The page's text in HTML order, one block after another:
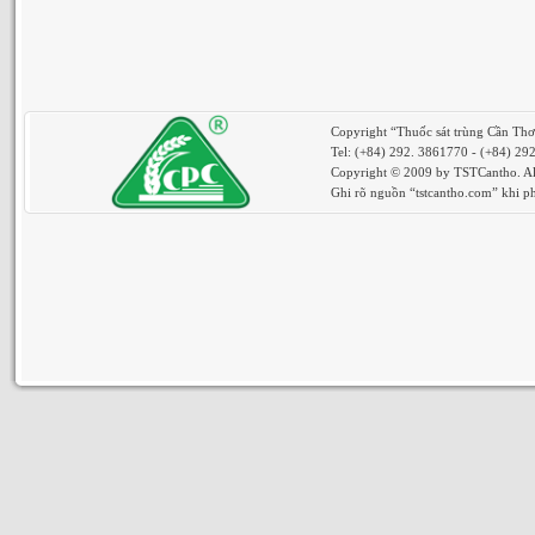
Copyright “Thuốc sát trùng Cần
Tel: (+84) 292. 3861770 - (+84)
Copyright © 2009 by TSTCantho.
Ghi rõ nguồn “tstcantho.com” khi